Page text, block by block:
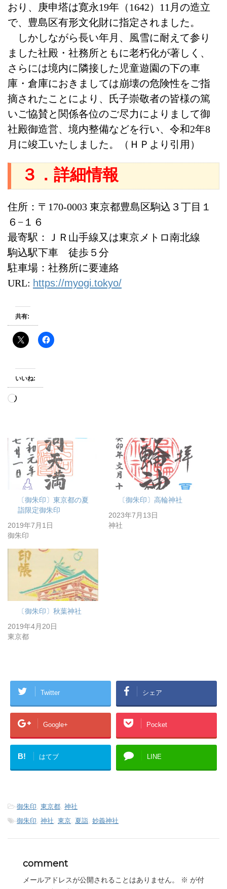
おり、庚申塔は寛永19年（1642）11月の造立
で、豊島区有形文化財に指定されました。
しかしながら長い年月、風雪に耐えて参り
ました社殿・社務所ともに老朽化が著しく、
さらには境内に隣接した児童遊園の下の車
庫・倉庫におきましては崩壊の危険性をご指
摘されたことにより、氏子崇敬者の皆様の篤
いご協賛と関係各位のご尽力によりまして御
社殿御造営、境内整備などを行い、令和2年8
月に竣工いたしました。（ＨＰより引用）
３．詳細情報
住所：〒170-0003 東京都豊島区駒込３丁目１
６−１６
最寄駅：ＪＲ山手線又は東京メトロ南北線
駒込駅下車 徒歩５分
駐車場：社務所に要連絡
URL: https://myogi.tokyo/
共有:
いいね:
読
中…
〔御朱印〕東京都の夏
詣限定御朱印
2019年7月1日
御朱印
〔御朱印〕高輪神社
2023年7月13日
神社
〔御朱印〕秋葉神社
2019年4月20日
東京都
Twitter シェア
Google+ Pocket
B! はてブ LINE
-御朱印 東京都 神社
-御朱印 神社 東京 夏詣 妙義神社
comment
メールアドレスが公開されることはありません。 ※ が付